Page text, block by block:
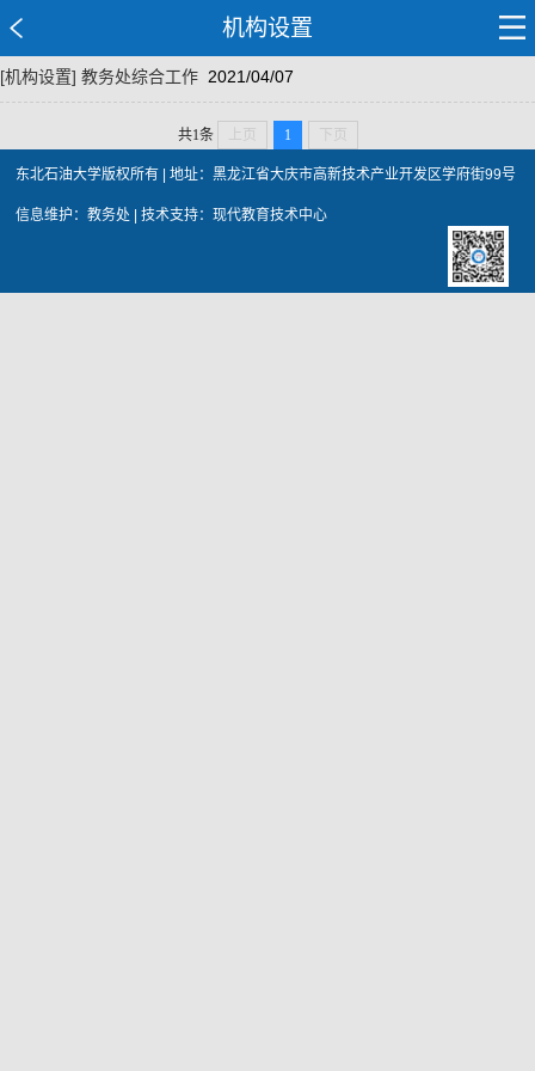
机构设置
[机构设置] 教务处综合工作 2021/04/07
共1条 1 下页
东北石油大学版权所有 | 地址：黑龙江省大庆市高新技术产业开发区学府街99号
信息维护：教务处 | 技术支持：现代教育技术中心